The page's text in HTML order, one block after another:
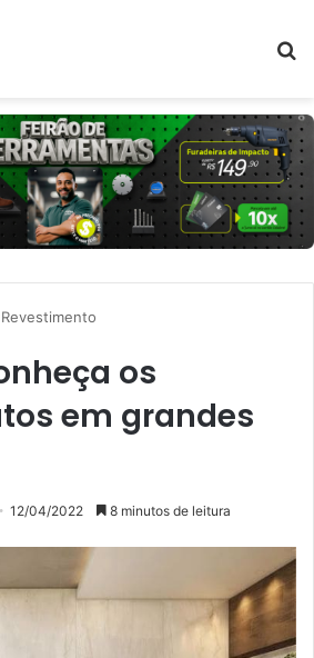
os
em grandes
12/04/2022 8 minutos de leitura